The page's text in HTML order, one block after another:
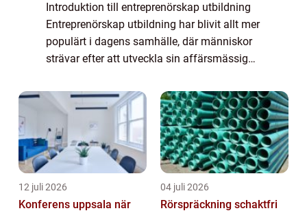
Introduktion till entreprenörskap utbildning
Entreprenörskap utbildning har blivit allt mer
populärt i dagens samhälle, där människor
strävar efter att utveckla sin affärsmässiga
Denna artikel kommer att ge en ö...
12 juli 2026
Konferens uppsala när
04 juli 2026
Rörspräckning schaktfri